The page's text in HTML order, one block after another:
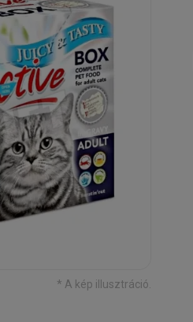
* A kép illusztráció.